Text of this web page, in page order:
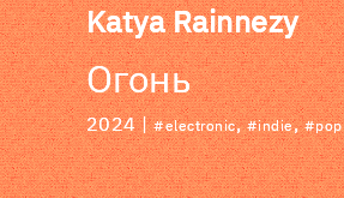
Katya Rainnezy
Огонь
2024 |#electronic,#indie,#pop